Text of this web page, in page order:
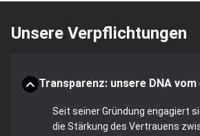
Unsere Verpflichtungen
Transparenz: unsere DNA
Seit seiner Gründung engagiert
die Stärkung des Vertrauens